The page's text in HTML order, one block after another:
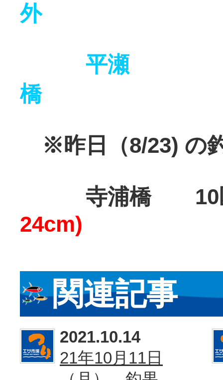
外
平瀬
橋
※昨日（8/23) の
寺浦橋
24cm)
関連記事
2021.10.14
21年10月11日